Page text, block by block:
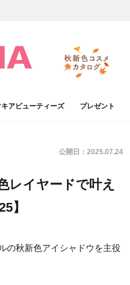
キアビューティーズ プレゼント
公開日： 2025.07.24
レイヤードで叶え
】
の秋新色アイシャドウを主役